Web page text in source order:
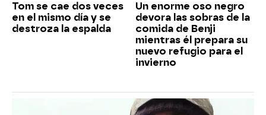
Tom se cae dos veces
en el mismo día y se
destroza la espalda
Un enorme oso negro
devora las sobras de la
comida de Benji
mientras él prepara su
nuevo refugio para el
invierno